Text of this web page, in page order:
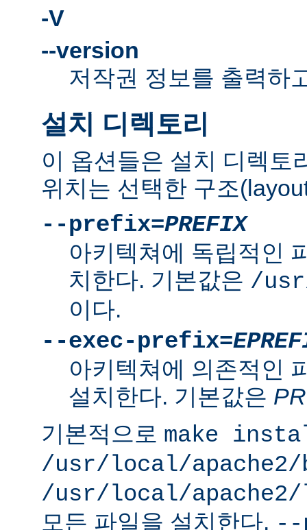
-V
--version
저작권 정보를 출력하
설치 디렉토리
이 옵션들은 설치 디렉토
위치는 선택한 구조
--prefix=PREFIX
아키텍쳐에 독립적인
치한다. 기본값은 /
이다.
--exec-prefix=
아키텍쳐에 의존적인
설치한다. 기본값은
기본적으로 make
/usr/local/
/usr/local/
모든 파일을 설치한다. --